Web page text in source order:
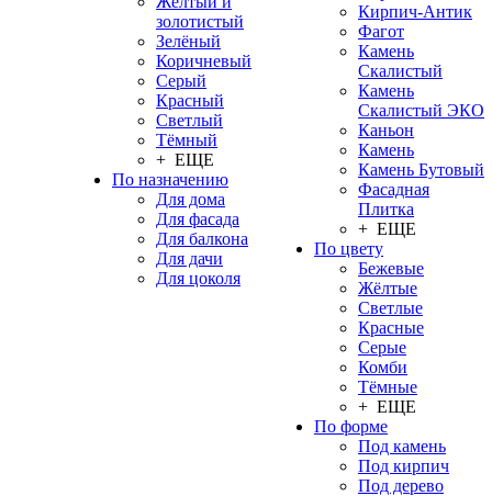
золотистый
Зелёный
Коричневый
Серый
Красный
Светлый
Тёмный
+ ЕЩЕ
По назначению
Для дома
Для фасада
Для балкона
Для дачи
Для цоколя
Кирпич-Антик
Фагот
Камень
Скалистый
Камень
Скалистый ЭКО
Каньон
Камень
Камень Бутовый
Фасадная
Плитка
+ ЕЩЕ
По цвету
Бежевые
Жёлтые
Светлые
Красные
Серые
Комби
Тёмные
+ ЕЩЕ
По форме
Под камень
Под кирпич
Под дерево